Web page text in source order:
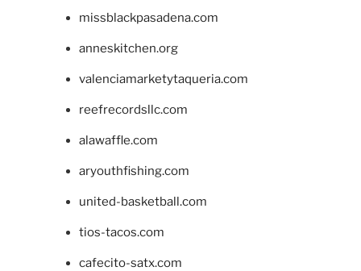
missblackpasadena.com
anneskitchen.org
valenciamarketytaqueria.com
reefrecordsllc.com
alawaffle.com
aryouthfishing.com
united-basketball.com
tios-tacos.com
cafecito-satx.com